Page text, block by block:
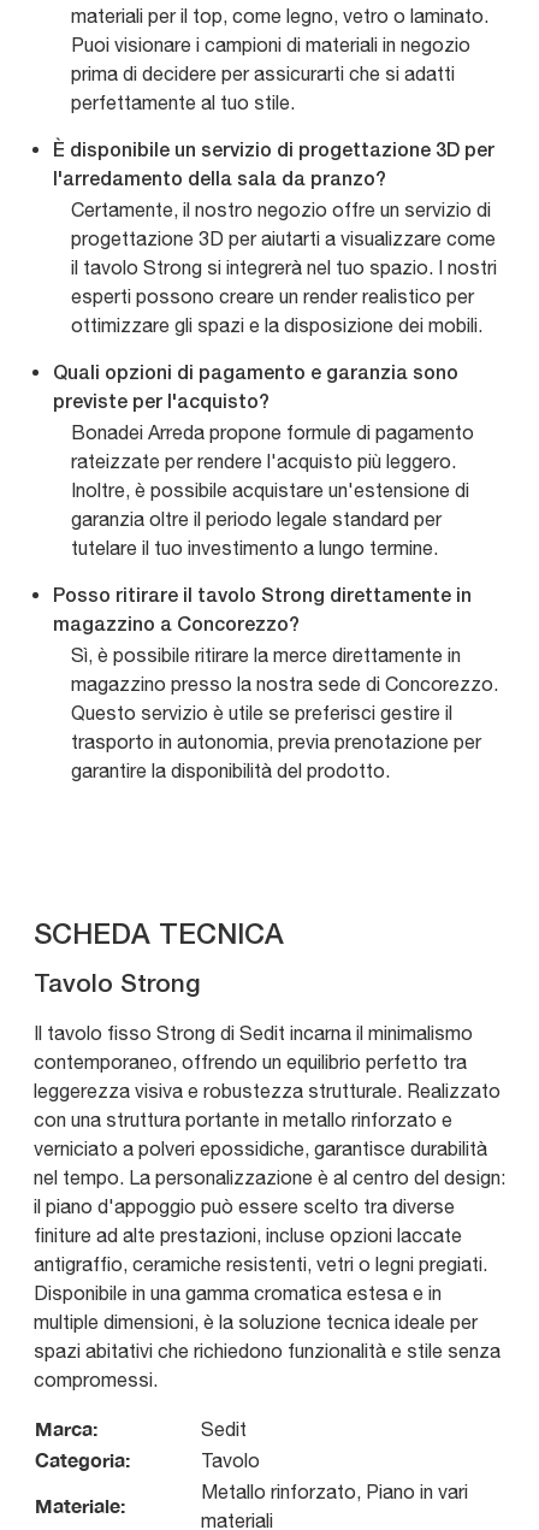
materiali per il top, come legno, vetro o laminato.
Puoi visionare i campioni di materiali in negozio
prima di decidere per assicurarti che si adatti
perfettamente al tuo stile.
È disponibile un servizio di progettazione 3D per
l'arredamento della sala da pranzo?
Certamente, il nostro negozio offre un servizio di
progettazione 3D per aiutarti a visualizzare come
il tavolo Strong si integrerà nel tuo spazio. I nostri
esperti possono creare un render realistico per
ottimizzare gli spazi e la disposizione dei mobili.
Quali opzioni di pagamento e garanzia sono
previste per l'acquisto?
Bonadei Arreda propone formule di pagamento
rateizzate per rendere l'acquisto più leggero.
Inoltre, è possibile acquistare un'estensione di
garanzia oltre il periodo legale standard per
tutelare il tuo investimento a lungo termine.
Posso ritirare il tavolo Strong direttamente in
magazzino a Concorezzo?
Sì, è possibile ritirare la merce direttamente in
magazzino presso la nostra sede di Concorezzo.
Questo servizio è utile se preferisci gestire il
trasporto in autonomia, previa prenotazione per
garantire la disponibilità del prodotto.
SCHEDA TECNICA
Tavolo Strong
Il tavolo fisso Strong di Sedit incarna il minimalismo
contemporaneo, offrendo un equilibrio perfetto tra
leggerezza visiva e robustezza strutturale. Realizzato
con una struttura portante in metallo rinforzato e
verniciato a polveri epossidiche, garantisce durabilità
nel tempo. La personalizzazione è al centro del design:
il piano d'appoggio può essere scelto tra diverse
finiture ad alte prestazioni, incluse opzioni laccate
antigraffio, ceramiche resistenti, vetri o legni pregiati.
Disponibile in una gamma cromatica estesa e in
multiple dimensioni, è la soluzione tecnica ideale per
spazi abitativi che richiedono funzionalità e stile senza
compromessi.
Marca: Sedit
Categoria: Tavolo
Materiale:
Metallo rinforzato, Piano in vari
materiali